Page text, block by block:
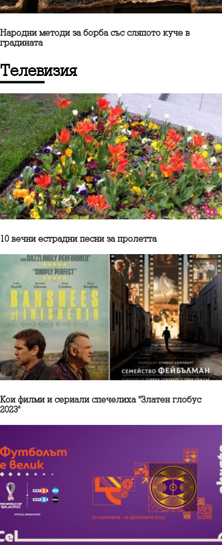
Народни методи за борба със сляпото куче в
градината
телевизия
10 вечни естрадни песни за пролетта
Кои филми и сериали спечелиха "Златен глобус
2023"